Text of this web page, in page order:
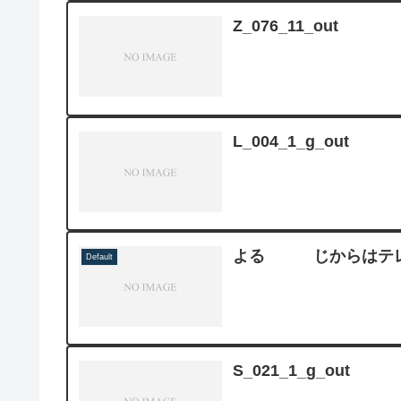
Z_076_11_out
L_004_1_g_out
Default よる じからはテ
S_021_1_g_out